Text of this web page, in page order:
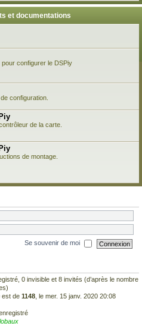
et documentations
pour configurer le DSPiy
configuration.
de la carte.
de montage.
Se souvenir de moi
0 invisible et 8 invités (d’après le nombre
est de 1148 , le mer. 15 janv. 2020 20:08